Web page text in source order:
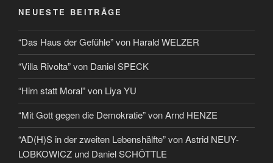
NEUESTE BEITRÄGE
“Das Haus der Gefühle” von Harald WELZER
“Villa Rivolta” von Daniel SPECK
“Hirn statt Moral” von Liya YU
“Mit Gott gegen die Demokratie” von Arnd HENZE
“AD(H)S in der zweiten Lebenshälfte” von Astrid NEUY-
LOBKOWICZ und Daniel SCHÖTTLE